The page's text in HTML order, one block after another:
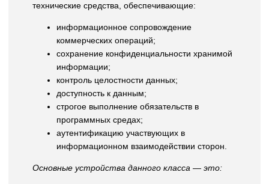
технические средства, обеспечивающие:
информационное сопровождение
коммерческих операций;
сохранение конфиденциальности хранимой
информации;
контроль целостности данных;
доступность к данным;
строгое выполнение обязательств в
программных средах;
аутентификацию участвующих в
информационном взаимодействии сторон.
Основные устройства данного класса — это: